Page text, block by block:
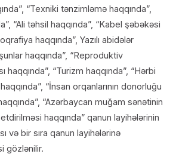
“Texniki tənzimləmə haqqında”,
“Ali təhsil haqqında”, “Kabel şəbəkəsi
haqqında”, Yazılı abidələr
haqqında”, “Reproduktiv
haqqında”, “Turizm haqqında”, “Hərbi
“İnsan orqanlarının donorluğu
“Azərbaycan muğam sənətinin
haqqında” qanun layihələrinin
və bir sıra qanun layihələrinə
gözlənilir.